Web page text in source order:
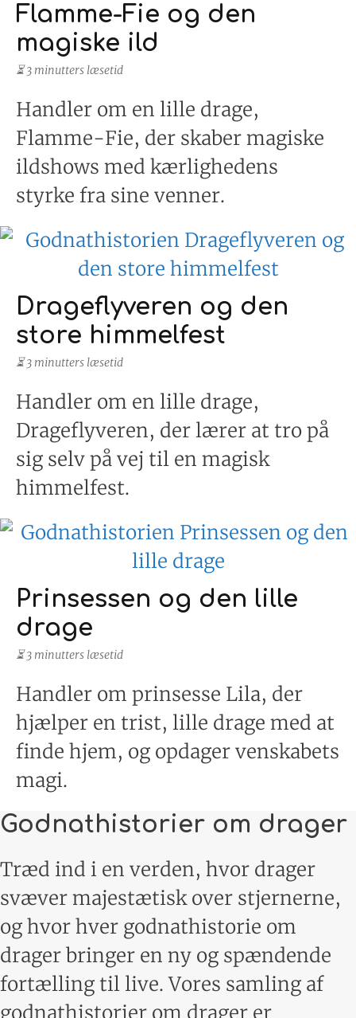
Flamme-Fie og den
magiske ild
⏳ 3 minutters læsetid
Handler om en lille drage,
Flamme-Fie, der skaber magiske
ildshows med kærlighedens
styrke fra sine venner.
Drageflyveren og den
store himmelfest
⏳ 3 minutters læsetid
Handler om en lille drage,
Drageflyveren, der lærer at tro på
sig selv på vej til en magisk
himmelfest.
Prinsessen og den lille
drage
⏳ 3 minutters læsetid
Handler om prinsesse Lila, der
hjælper en trist, lille drage med at
finde hjem, og opdager venskabets
magi.
Godnathistorier om drager
Træd ind i en verden, hvor drager
svæver majestætisk over stjernerne,
og hvor hver godnathistorie om
drager bringer en ny og spændende
fortælling til live. Vores samling af
godnathistorier om drager er